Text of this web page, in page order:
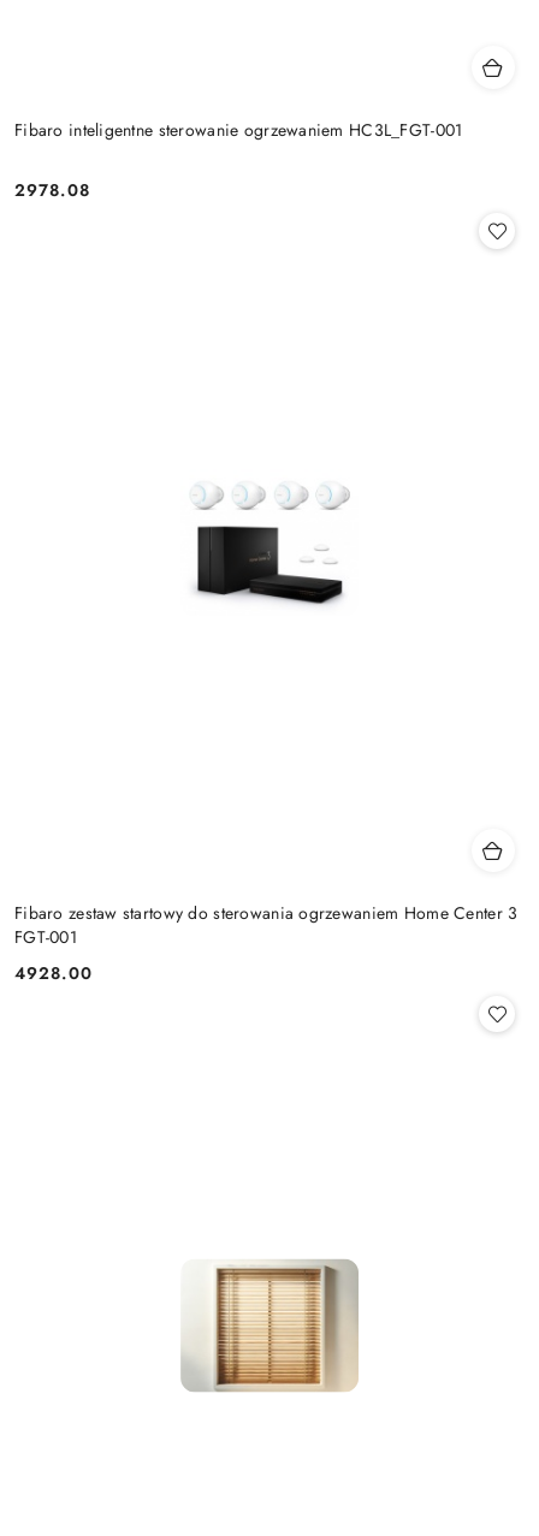
Fibaro inteligentne sterowanie ogrzewaniem HC3L_FGT-001
Cena:
2978.08
Fibaro zestaw startowy do sterowania ogrzewaniem Home Center 3
FGT-001
Cena:
4928.00